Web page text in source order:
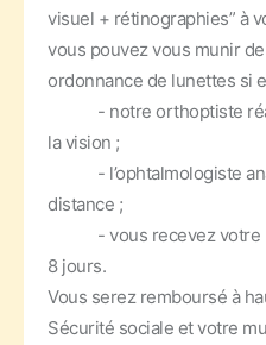
visuel + rétinographies” à
vous pouvez vous munir
ordonnance de lunettes si
- notre orthoptiste
la vision ;
- l’ophtalmologiste
distance ;
- vous recevez votre
8 jours.
Vous serez remboursé à
Sécurité sociale et votre